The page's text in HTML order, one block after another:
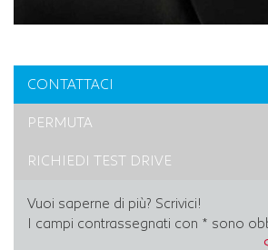
CONTATTACI
PERMUTA
RICHIEDI TEST DRIVE
Vuoi saperne di più? Scrivici!
I campi contrassegnati con * sono